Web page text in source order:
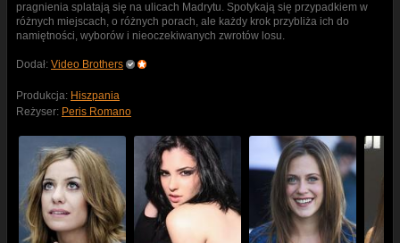
pragnienia splatają się na ulicach Madrytu. Spotykają się przypadkiem w
różnych miejscach, o różnych porach, ale każdy krok przybliża ich do
namiętności, wyborów i nieoczekiwanych zwrotów losu.
Dodał: Video Brothers
Produkcja: Hiszpania
Reżyser: Peris Romano